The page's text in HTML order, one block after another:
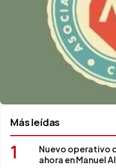
Más leídas
1
Nuevo operativo
ahora en Manuel